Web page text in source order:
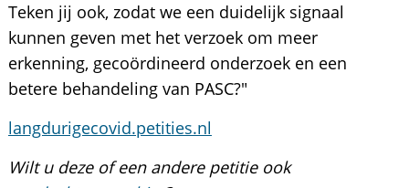
Teken jij ook, zodat we een duidelijk signaal
kunnen geven met het verzoek om meer
erkenning, gecoördineerd onderzoek en een
betere behandeling van PASC?"
langdurigecovid.petities.nl
Wilt u deze of een andere petitie ook